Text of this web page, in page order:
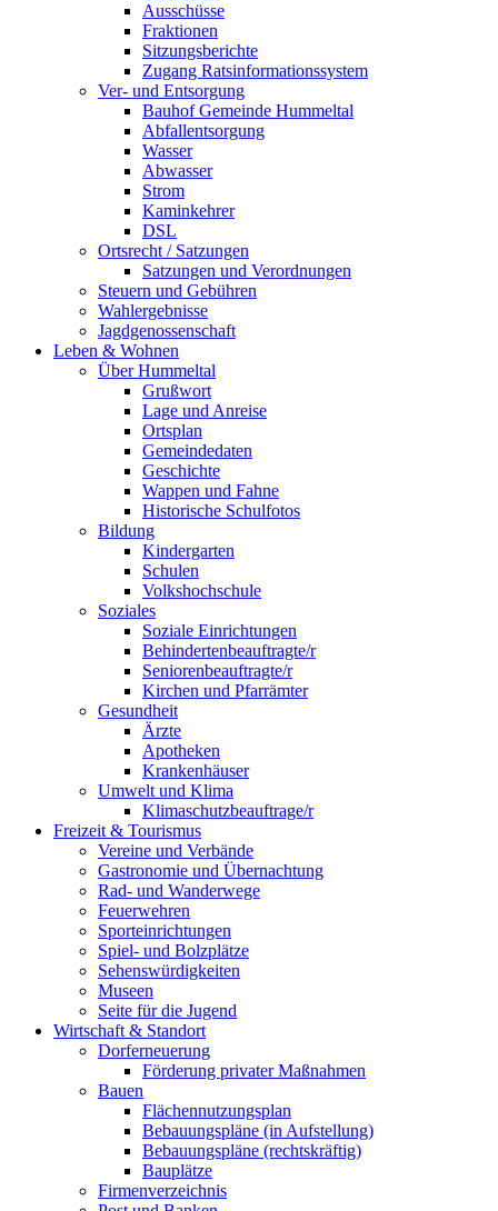
Ausschüsse
Fraktionen
Sitzungsberichte
Zugang Ratsinformationssystem
Ver- und Entsorgung
Bauhof Gemeinde Hummeltal
Abfallentsorgung
Wasser
Abwasser
Strom
Kaminkehrer
DSL
Ortsrecht / Satzungen
Satzungen und Verordnungen
Steuern und Gebühren
Wahlergebnisse
Jagdgenossenschaft
Leben & Wohnen
Über Hummeltal
Grußwort
Lage und Anreise
Ortsplan
Gemeindedaten
Geschichte
Wappen und Fahne
Historische Schulfotos
Bildung
Kindergarten
Schulen
Volkshochschule
Soziales
Soziale Einrichtungen
Behindertenbeauftragte/r
Seniorenbeauftragte/r
Kirchen und Pfarrämter
Gesundheit
Ärzte
Apotheken
Krankenhäuser
Umwelt und Klima
Klimaschutzbeauftrage/r
Freizeit & Tourismus
Vereine und Verbände
Gastronomie und Übernachtung
Rad- und Wanderwege
Feuerwehren
Sporteinrichtungen
Spiel- und Bolzplätze
Sehenswürdigkeiten
Museen
Seite für die Jugend
Wirtschaft & Standort
Dorferneuerung
Förderung privater Maßnahmen
Bauen
Flächennutzungsplan
Bebauungspläne (in Aufstellung)
Bebauungspläne (rechtskräftig)
Bauplätze
Firmenverzeichnis